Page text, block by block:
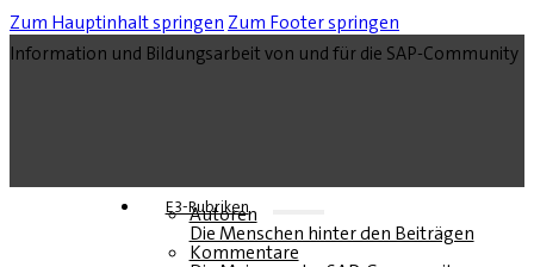
Zum Hauptinhalt springen Zum Footer springen
Information und Bildungsarbeit von und für die SAP-Community
E3-Rubriken
Autoren
Die Menschen hinter den Beiträgen
Kommentare